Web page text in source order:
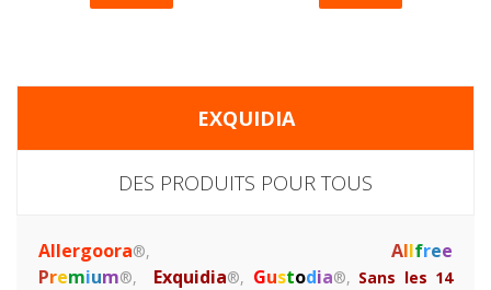
EXQUIDIA
DES PRODUITS POUR TOUS
Allergoora®, Allfree
Premium®, Exquidia®, Gustodia®, Sans les 14